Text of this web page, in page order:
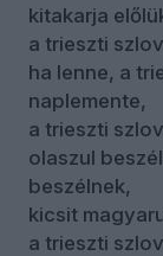
kitakarja
a trieszti
ha lenne, a
naplemente,
a trieszti
olaszul
beszélnek,
kicsit
a trieszti